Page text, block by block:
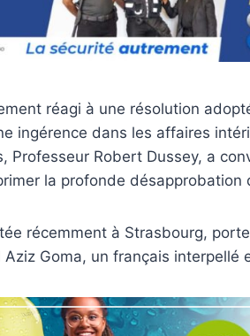
réagi à une résolution
ingérence dans les affaires
Robert Dussey, a
la profonde
récemment à Strasbourg,
Aziz Goma, un français